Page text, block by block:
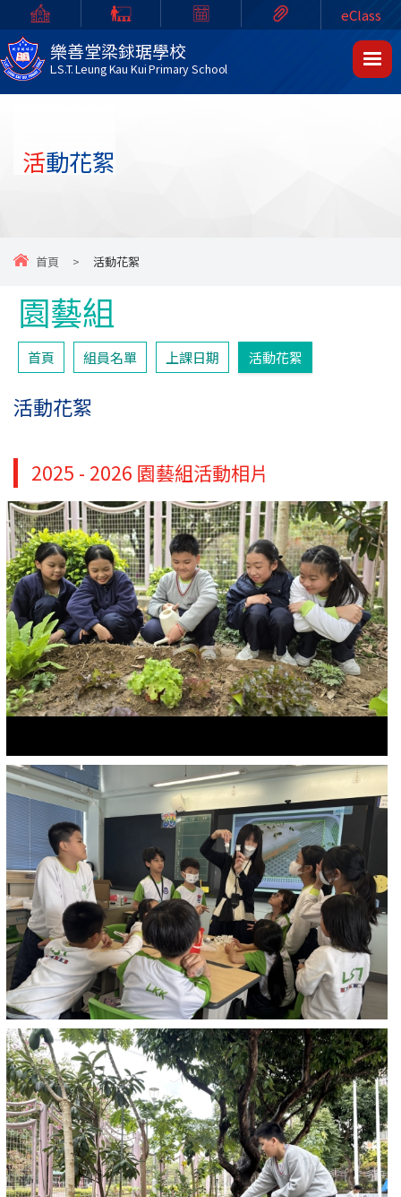
樂善堂梁銶琚學校
L.S.T. Leung Kau Kui Primary School
eClass
活動花絮
首頁 > 活動花絮
園藝組
首頁 組員名單 上課日期 活動花絮
活動花絮
2025 - 2026 園藝組活動相片